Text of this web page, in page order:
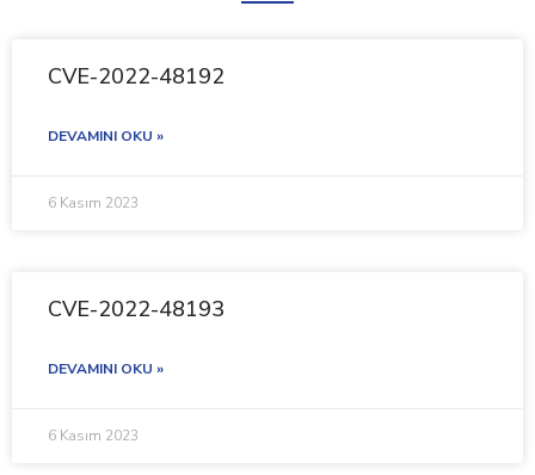
CVE-2022-48192
DEVAMINI OKU »
6 Kasım 2023
CVE-2022-48193
DEVAMINI OKU »
6 Kasım 2023